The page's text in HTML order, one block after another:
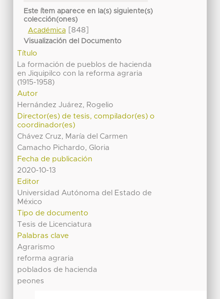
Este ítem aparece en la(s) siguiente(s)
colección(ones)
Académica[848]
Visualización del Documento
Título
La formación de pueblos de hacienda
en Jiquipilco con la reforma agraria
(1915-1958)
Autor
Hernández Juárez, Rogelio
Director(es) de tesis, compilador(es) o
coordinador(es)
Chávez Cruz, María del Carmen
Camacho Pichardo, Gloria
Fecha de publicación
2020-10-13
Editor
Universidad Autónoma del Estado de
México
Tipo de documento
Tesis de Licenciatura
Palabras clave
Agrarismo
reforma agraria
poblados de hacienda
peones